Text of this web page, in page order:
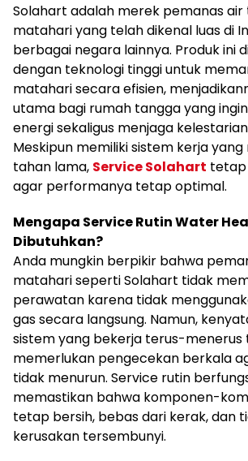
Solahart adalah merek pemanas
matahari yang telah dikenal luas di
berbagai negara lainnya. Produk ini
dengan teknologi tinggi untuk
matahari secara efisien,
utama bagi rumah tangga yang
energi sekaligus menjaga
Meskipun memiliki sistem kerja
tahan lama, Service Solahart tetap
agar performanya tetap optimal.
Mengapa Service Rutin Water
Dibutuhkan?
Anda mungkin berpikir bahwa
matahari seperti Solahart tidak
perawatan karena tidak
gas secara langsung. Namun,
sistem yang bekerja terus-
memerlukan pengecekan berkala
tidak menurun. Service rutin
memastikan bahwa komponen-
tetap bersih, bebas dari kerak, dan
kerusakan tersembunyi.